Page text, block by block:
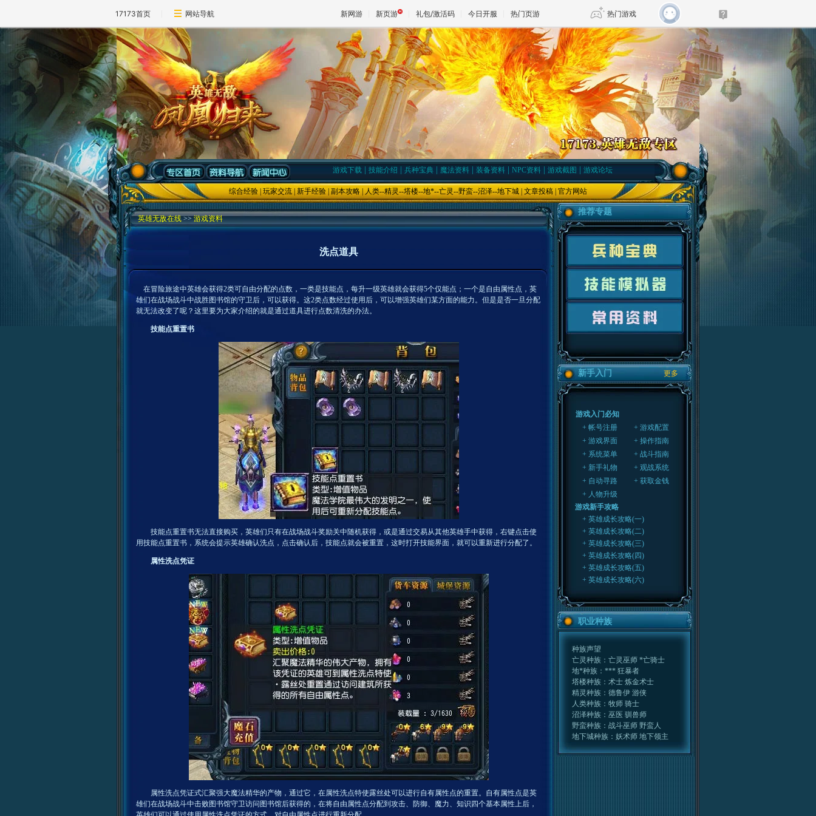
17173首页 网站导航 新网游 新页游 礼包/激活码 今日开服 热门页游 热门游戏
魔兽 DNF 传奇4
天堂 剑网3旗舰版 新天龙八部
王权与自由 诛仙世界 仙剑世界
游戏下载 技能介绍 兵种宝典 魔法资料 装备资料 NPC资料 游戏截图 游戏论坛
综合经验 |玩家交流 新手经验 副本攻略 人类--精灵--塔楼--地*--亡灵--野蛮--沼泽--地下城 文章投稿 官方网站
英雄无敌在线>>游戏资料
洗点道具
在冒险旅途中英雄会获得2类可自由分配的点数，一类是技能点，每升一级英雄就会获得5个仅能点；一个是自由属性点，英
雄们在战场战斗中战胜图书馆的守卫后，可以获得。这2类点数经过使用后，可以增强英雄们某方面的能力。但是是否一旦分配
就无法改变了呢？这里要为大家介绍的就是通过道具进行点数清洗的办法。
技能点重置书
技能点重置书无法直接购买，英雄们只有在战场战斗奖励关中随机获得，或是通过交易从其他英雄手中获得，右键点击使
用技能点重置书，系统会提示英雄确认洗点，点击确认后，技能点就会被重置，这时打开技能界面，就可以重新进行分配了。
属性洗点凭证
属性洗点凭证式汇聚强大魔法精华的产物，通过它，在属性洗点特使露丝处可以进行自有属性点的重置。自有属性点是英
雄们在战场战斗中击败图书馆守卫访问图书馆后获得的，在将自由属性点分配到攻击、防御、魔力、知识四个基本属性上后，
推荐专题
新手入门 更多
游戏入门必知
+ 帐号注册
+ 游戏配置
+ 游戏界面
+ 操作指南
+ 系统菜单
+ 战斗指南
+ 新手礼物
+ 观战系统
+ 自动寻路
+ 获取金钱
+ 人物升级
游戏新手攻略
+ 英雄成长攻略(一)
+ 英雄成长攻略(二)
+ 英雄成长攻略(三)
+ 英雄成长攻略(四)
+ 英雄成长攻略(五)
+ 英雄成长攻略(六)
职业种族
种族声望
亡灵种族：亡灵巫师 *亡骑士
地*种族：*** 狂暴者
塔楼种族：术士 炼金术士
精灵种族：德鲁伊 游侠
人类种族：牧师 骑士
沼泽种族：巫医 驯兽师
野蛮种族：战斗巫师 野蛮人
地下城种族：妖术师 地下领主